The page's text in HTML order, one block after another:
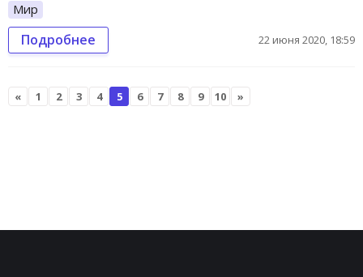
Мир
Подробнее 22 июня 2020, 18:59
« 1 2 3 4 5 6 7 8 9 10 »